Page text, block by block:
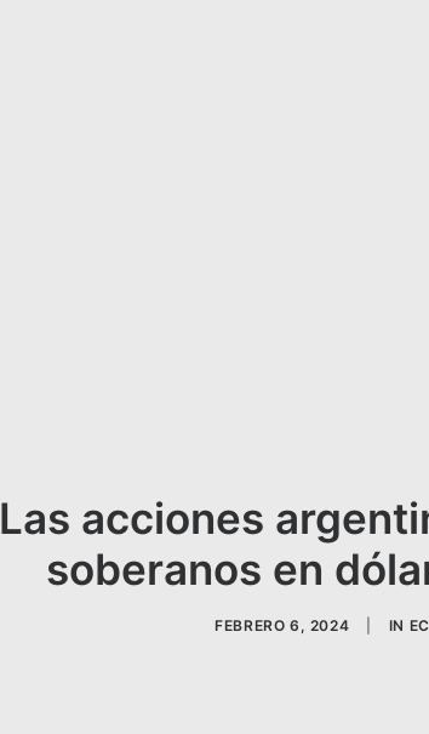
Las acciones
soberanos en
FEBRERO 6, 2024 IN